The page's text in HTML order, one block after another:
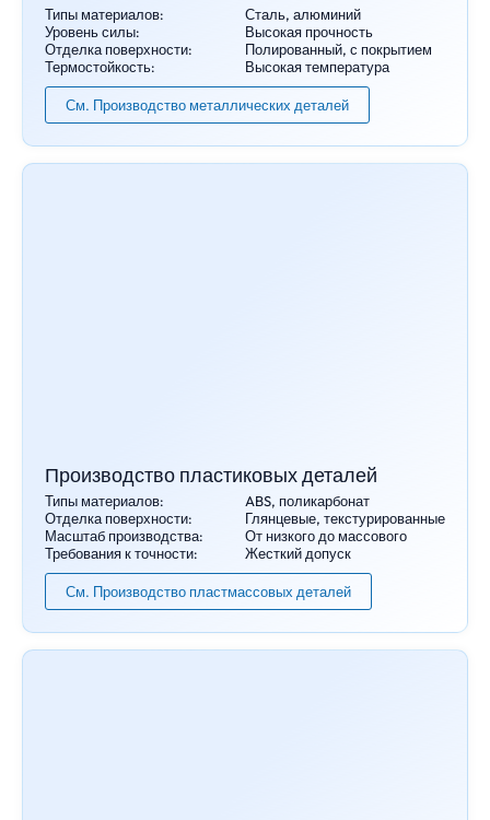
Типы материалов:
Сталь, алюминий
Уровень силы:
Высокая прочность
Отделка поверхности:
Полированный, с покрытием
Термостойкость:
Высокая температура
См. Производство металлических деталей
Производство пластиковых деталей
Типы материалов:
ABS, поликарбонат
Отделка поверхности:
Глянцевые, текстурированные
Масштаб производства:
От низкого до массового
Требования к точности:
Жесткий допуск
См. Производство пластмассовых деталей